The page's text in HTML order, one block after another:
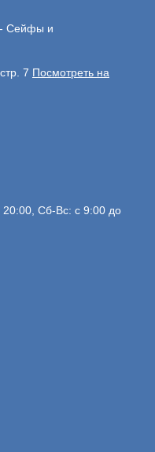
- Сейфы и
7 Посмотреть на
Сб-Вс: с 9:00 до